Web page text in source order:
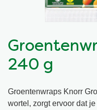
Ingrediënten
Groentewraps
Gelegenheden
Groentewraps
Kant en Klaar
Snackpots
240 g
Groentenwraps Knorr
wortel, zorgt ervoor dat